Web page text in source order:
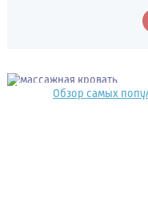
Обзор самых